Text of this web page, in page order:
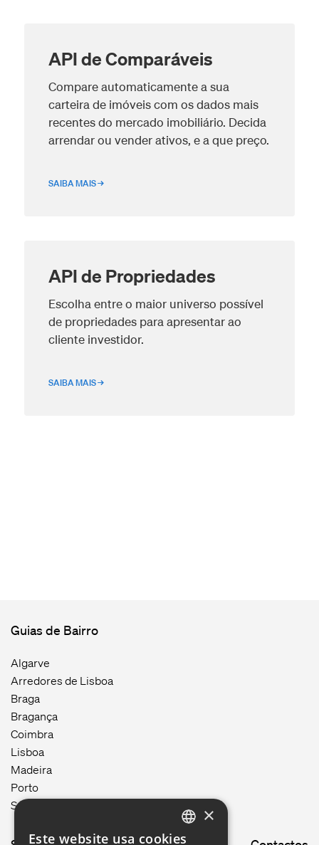
API de Comparáveis
Compare automaticamente a sua
carteira de imóveis com os dados mais
recentes do mercado imobiliário. Decida
arrendar ou vender ativos, e a que preço.
SAIBA MAIS →
API de Propriedades
Escolha entre o maior universo possível
de propriedades para apresentar ao
cliente investidor.
SAIBA MAIS →
Guias de Bairro
Algarve
Arredores de Lisboa
Braga
Bragança
Coimbra
Lisboa
Madeira
Porto
Setúbal
×
Este website usa cookies